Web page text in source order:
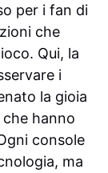
per i fan di
che
Qui, la
i
la gioia
hanno
console
ma